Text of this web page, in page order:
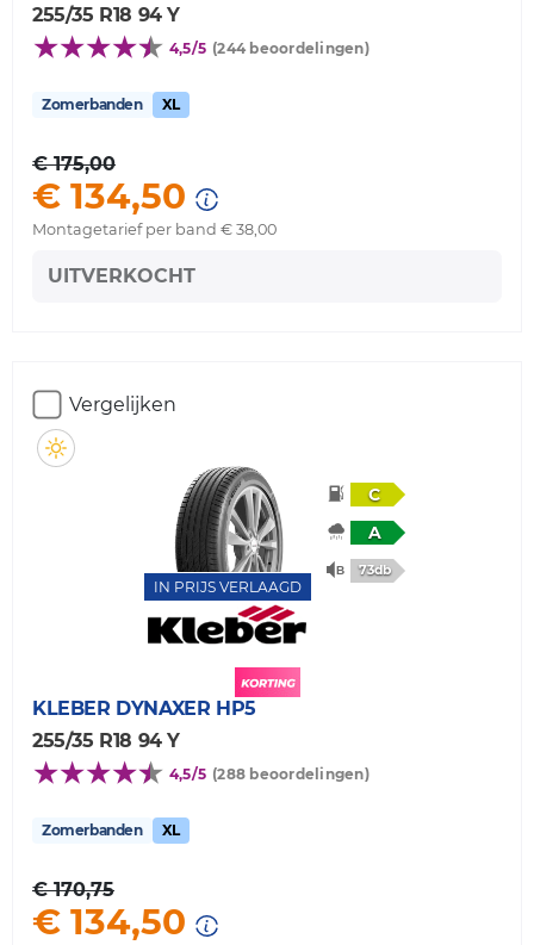
255/35 R18 94 Y
4,5/5 (244 beoordelingen)
Zomerbanden XL
€ 175,00
€ 134,50
Montagetarief per band € 38,00
UITVERKOCHT
Vergelijken
IN PRIJS VERLAAGD
C
A
73db
KLEBER DYNAXER HP5
255/35 R18 94 Y
4,5/5 (288 beoordelingen)
Zomerbanden XL
€ 170,75
€ 134,50